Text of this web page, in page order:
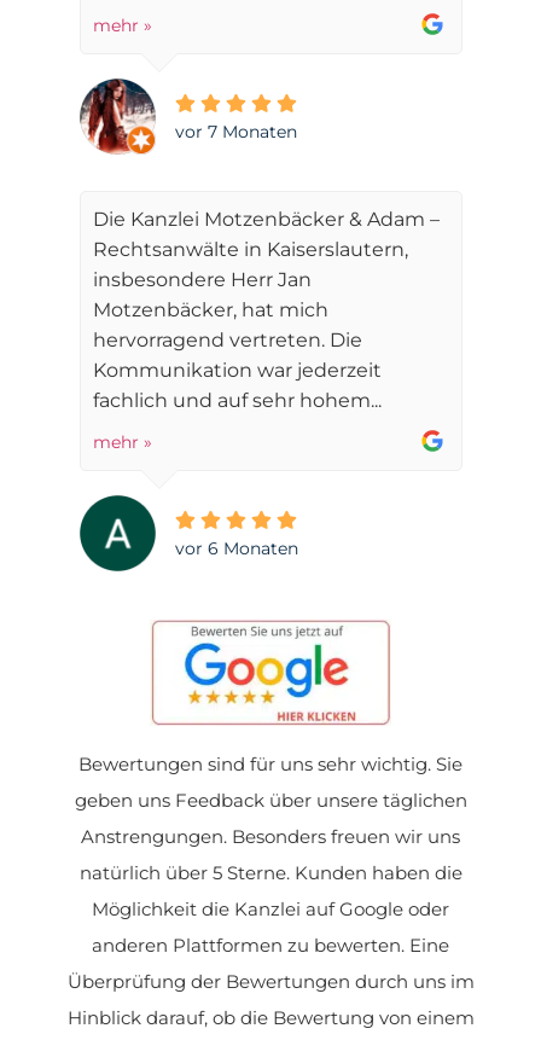
mehr »
vor 7 Monaten
Die Kanzlei Motzenbäcker & Adam –
Rechtsanwälte in Kaiserslautern,
insbesondere Herr Jan
Motzenbäcker, hat mich
hervorragend vertreten. Die
Kommunikation war jederzeit
fachlich und auf sehr hohem...
mehr »
vor 6 Monaten
Bewertungen sind für uns sehr wichtig. Sie
geben uns Feedback über unsere täglichen
Anstrengungen. Besonders freuen wir uns
natürlich über 5 Sterne. Kunden haben die
Möglichkeit die Kanzlei auf Google oder
anderen Plattformen zu bewerten. Eine
Überprüfung der Bewertungen durch uns im
Hinblick darauf, ob die Bewertung von einem